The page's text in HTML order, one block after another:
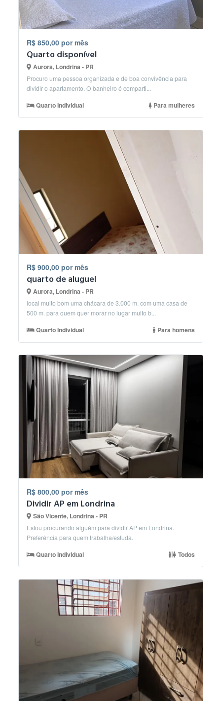
R$ 850,00 por mês
Quarto disponível
Aurora, Londrina - PR
Procuro uma pessoa organizada e de boa convivência para
dividir o apartamento. O banheiro é comparti...
Quarto Individual Para mulheres
R$ 900,00 por mês
quarto de aluguel
Aurora, Londrina - PR
local muito bom uma chácara de 3.000 m. com uma casa de
500 m. para quem quer morar no lugar muito b...
Quarto Individual Para homens
R$ 800,00 por mês
Dividir AP em Londrina
São Vicente, Londrina - PR
Estou procurando alguém para dividir AP em Londrina.
Preferência para quem trabalha/estuda.
Quarto Individual Todos